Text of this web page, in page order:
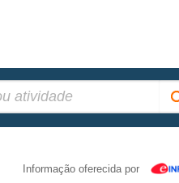
Informação oferecida por